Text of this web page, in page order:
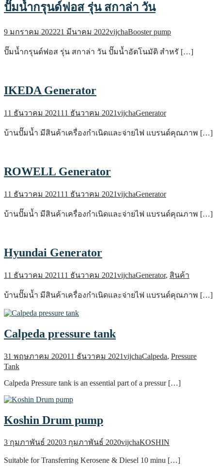
ปั๊มน้ำกรุนด์ฟอส รุ่น สกาล่า วัน
9 มกราคม 202221 มีนาคม 2022vijchaBooster pump
ปั๊มน้ำกรุนด์ฟอส รุ่น สกาล่า วัน ปั๊มน้ำอัตโนมัติ สำหรั […]
IKEDA Generator
11 ธันวาคม 2021 11 ธันวาคม 2021vijchaGenerator
บ้านปั๊มน้ำ มีสินค้าเครื่องกำเนิดและจ่ายไฟ แบรนด์คุณภาพ […]
ROWELL Generator
11 ธันวาคม 2021 11 ธันวาคม 2021vijchaGenerator
บ้านปั๊มน้ำ มีสินค้าเครื่องกำเนิดและจ่ายไฟ แบรนด์คุณภาพ […]
Hyundai Generator
11 ธันวาคม 2021 11 ธันวาคม 2021vijchaGenerator, สินค้า
บ้านปั๊มน้ำ มีสินค้าเครื่องกำเนิดและจ่ายไฟ แบรนด์คุณภาพ […]
Calpeda pressure tank
31 พฤษภาคม 202011 ธันวาคม 2021vijchaCalpeda, Pressure
Tank
Calpeda Pressure tank is an essential part of a pressur […]
Koshin Drum pump
3 กุมภาพันธ์ 20203 กุมภาพันธ์ 2020vijchaKOSHIN
Suitable for Transferring Kerosene & Diesel 10 minu […]